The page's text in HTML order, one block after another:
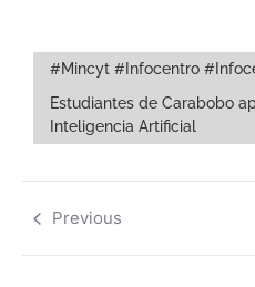
#Mincyt #Infocentro
Estudiantes de Carabobo
Inteligencia Artificial
Previous